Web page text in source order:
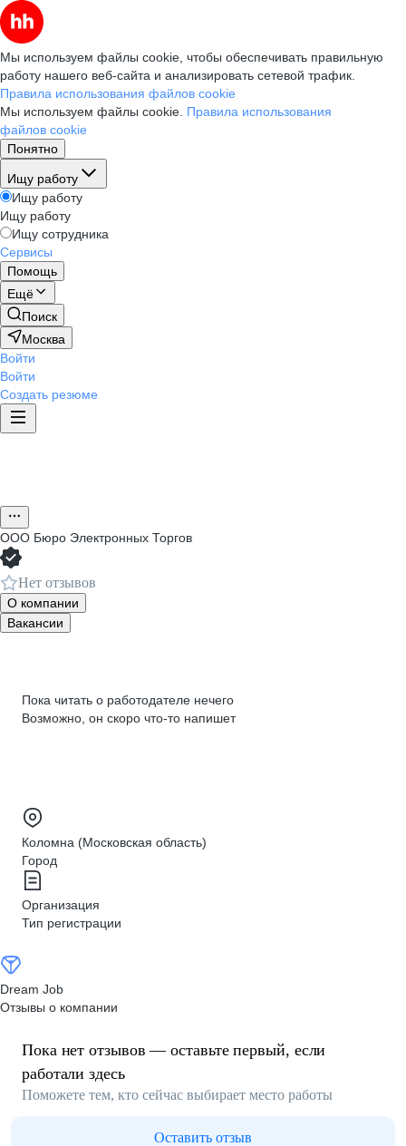
Мы используем файлы cookie, чтобы обеспечивать правильную
работу нашего веб-сайта и анализировать сетевой трафик.
Правила использования файлов cookie
Мы используем файлы cookie. Правила использования
файлов cookie
Понятно
Ищу работу
Ищу работу
Ищу работу
Ищу сотрудника
Сервисы
Помощь
Ещё
Поиск
Москва
Войти
Войти
Создать резюме
ООО Бюро Электронных Торгов
Нет отзывов
О компании
Вакансии
Пока читать о работодателе нечего
Возможно, он скоро что‑то напишет
Коломна (Московская область)
Город
Организация
Тип регистрации
Dream Job
Отзывы о компании
Пока нет отзывов — оставьте первый, если
работали здесь
Поможете тем, кто сейчас выбирает место работы
Оставить отзыв